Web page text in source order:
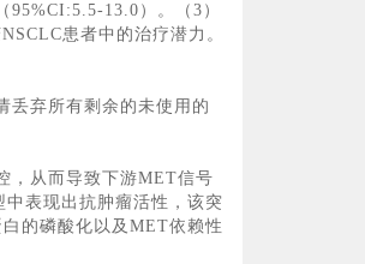
13.0）。（3）
患者中的治疗潜力。
丢弃所有剩余的未使用的
，从而导致下游MET信号
表现出抗肿瘤活性，该突
的磷酸化以及MET依赖性